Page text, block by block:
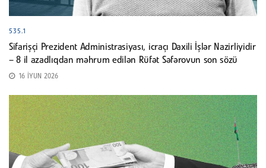
535.1
Sifarişçi Prezident Administrasiyası, icraçı Daxili İşlər Nazirliyidir
– 8 il azadlıqdan məhrum edilən Rüfət Səfərovun son sözü
16 İYUN 2026